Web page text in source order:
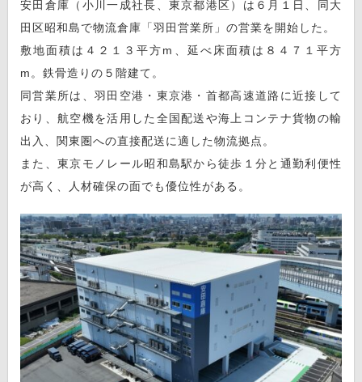
安田倉庫（小川一成社長、東京都港区）は６月１日、同大
田区昭和島で物流倉庫「羽田営業所」の営業を開始した。
敷地面積は４２１３平方m、延べ床面積は８４７１平方
m。鉄骨造りの５階建て。
同営業所は、羽田空港・東京港・首都高速道路に近接して
おり、航空機を活用した全国配送や海上コンテナ貨物の輸
出入、関東圏への直接配送に適した物流拠点。
また、東京モノレール昭和島駅から徒歩１分と通勤利便性
が高く、人材確保の面でも優位性がある。